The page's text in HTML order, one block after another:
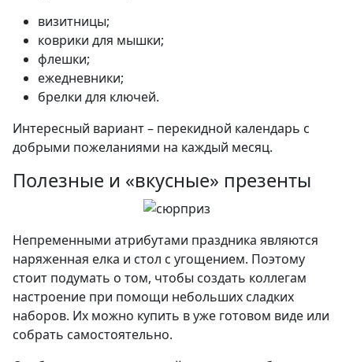
визитницы;
коврики для мышки;
флешки;
ежедневники;
брелки для ключей.
Интересный вариант – перекидной календарь с
добрыми пожеланиями на каждый месяц.
Полезные и «вкусные» презенты
Непременными атрибутами праздника являются
наряженная елка и стол с угощением. Поэтому
стоит подумать о том, чтобы создать коллегам
настроение при помощи небольших сладких
наборов. Их можно купить в уже готовом виде или
собрать самостоятельно.